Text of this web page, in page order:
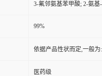
3-氟邻氨基苯甲酸; 2-氨基
99%
依据产品性状而定,一般
医药级